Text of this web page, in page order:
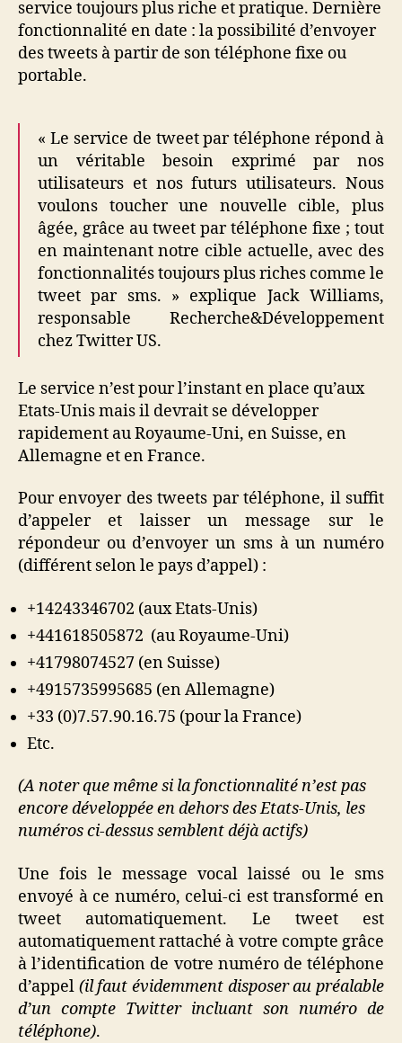
service toujours plus riche et pratique. Dernière
fonctionnalité en date : la possibilité d’envoyer
des tweets à partir de son téléphone fixe ou
portable.
« Le service de tweet par téléphone répond à
un véritable besoin exprimé par nos
utilisateurs et nos futurs utilisateurs. Nous
voulons toucher une nouvelle cible, plus
âgée, grâce au tweet par téléphone fixe ; tout
en maintenant notre cible actuelle, avec des
fonctionnalités toujours plus riches comme le
tweet par sms. » explique Jack Williams,
responsable Recherche&Développement
chez Twitter US.
Le service n’est pour l’instant en place qu’aux
Etats-Unis mais il devrait se développer
rapidement au Royaume-Uni, en Suisse, en
Allemagne et en France.
Pour envoyer des tweets par téléphone, il suffit
d’appeler et laisser un message sur le
répondeur ou d’envoyer un sms à un numéro
(différent selon le pays d’appel) :
+14243346702 (aux Etats-Unis)
+441618505872 (au Royaume-Uni)
+41798074527 (en Suisse)
+4915735995685 (en Allemagne)
+33 (0)7.57.90.16.75 (pour la France)
Etc.
(A noter que même si la fonctionnalité n’est pas
encore développée en dehors des Etats-Unis, les
numéros ci-dessus semblent déjà actifs)
Une fois le message vocal laissé ou le sms
envoyé à ce numéro, celui-ci est transformé en
tweet automatiquement. Le tweet est
automatiquement rattaché à votre compte grâce
à l’identification de votre numéro de téléphone
d’appel (il faut évidemment disposer au préalable
d’un compte Twitter incluant son numéro de
téléphone).